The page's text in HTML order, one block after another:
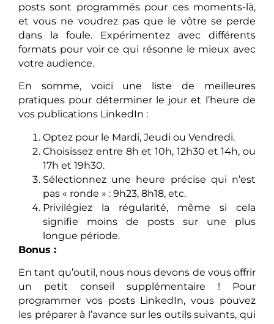
posts sont programmés pour ces moments-là,
et vous ne voudrez pas que le vôtre se perde
dans la foule. Expérimentez avec différents
formats pour voir ce qui résonne le mieux avec
votre audience.
En somme, voici une liste de meilleures
pratiques pour déterminer le jour et l’heure de
vos publications LinkedIn :
Optez pour le Mardi, Jeudi ou Vendredi.
Choisissez entre 8h et 10h, 12h30 et 14h, ou
17h et 19h30.
Sélectionnez une heure précise qui n’est
pas « ronde » : 9h23, 8h18, etc.
Privilégiez la régularité, même si cela
signifie moins de posts sur une plus
longue période.
Bonus :
En tant qu’outil, nous nous devons de vous offrir
un petit conseil supplémentaire ! Pour
programmer vos posts LinkedIn, vous pouvez
les préparer à l’avance sur les outils suivants, qui